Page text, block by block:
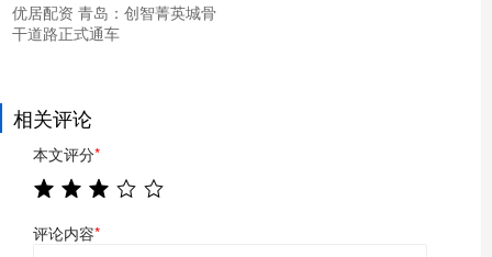
优居配资 青岛：创智菁英城骨
干道路正式通车
相关评论
本文评分*
评论内容*